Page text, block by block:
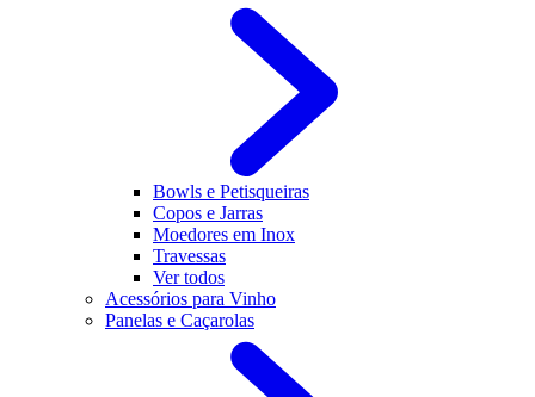
Bowls e Petisqueiras
Copos e Jarras
Moedores em Inox
Travessas
Ver todos
Acessórios para Vinho
Panelas e Caçarolas